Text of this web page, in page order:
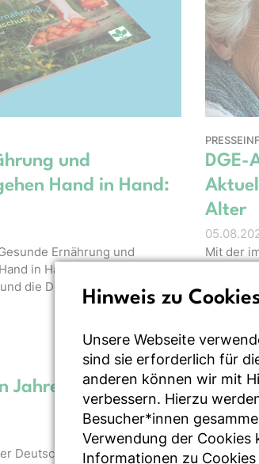
und
Hand in Hand:
Ernährung und
in Hand“ veröffentlichen
die Deutsche Ge…
Alter
Mit der
sich die
Jahresbericht 2025
Deutschen Gesellschaft für
von
Hinweis zu
Unsere Webseite
sind sie erforderlich für
anderen können wir mit
verbessern. Hierzu
Besucher*innen
Verwendung der Cookies
Informationen zu